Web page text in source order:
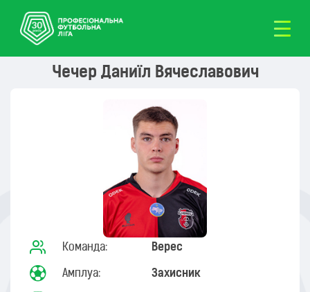
Чечер Даниїл Вячеславович
Команда: Верес
Амплуа: Захисник